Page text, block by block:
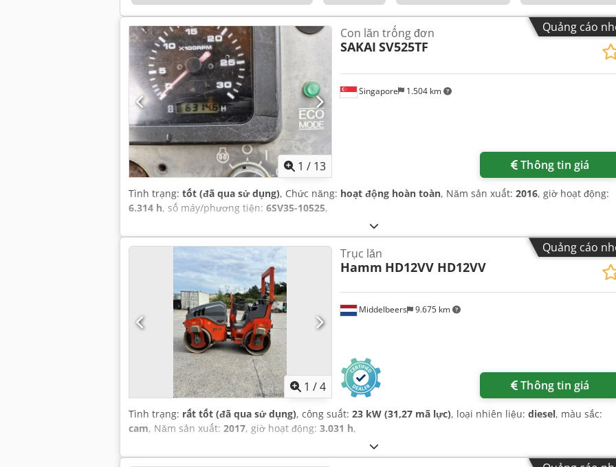
Quảng cáo
1 / 13
Singapore 1.504 km
Con lăn trống đơn
SAKAI SV525TF
Thông tin giá
Tình trạng: tốt (đã qua sử dụng), Chức năng: hoạt động hoàn toàn, Năm sản xuất: 2016, giờ hoạt động:
6.314 h, số máy/phương tiện: 6SV35-10525,
Quảng cáo
1 /4
Middelbeers 9.675 km
Trục lăn
Hamm HD12VV HD12VV
Thông tin giá
Tình trạng: rất tốt (đã qua sử dụng), công suất: 23 kW (31,27 mã lực), loại nhiên liệu: diesel, màu sắc:
cam, Năm sản xuất: 2017, giờ hoạt động: 3.031 h,